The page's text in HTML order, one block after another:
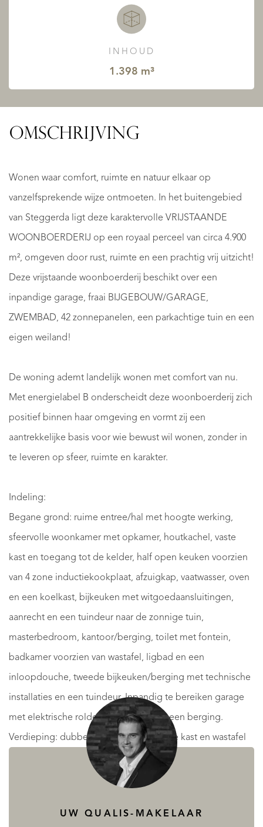
INHOUD
1.398 m³
OMSCHRIJVING
Wonen waar comfort, ruimte en natuur elkaar op
vanzelfsprekende wijze ontmoeten. In het buitengebied
van Steggerda ligt deze karaktervolle VRIJSTAANDE
WOONBOERDERIJ op een royaal perceel van circa 4.900
m², omgeven door rust, ruimte en een prachtig vrij uitzicht!
Deze vrijstaande woonboerderij beschikt over een
inpandige garage, fraai BIJGEBOUW/GARAGE,
ZWEMBAD, 42 zonnepanelen, een parkachtige tuin en een
eigen weiland!
De woning ademt landelijk wonen met comfort van nu.
Met energielabel B onderscheidt deze woonboerderij zich
positief binnen haar omgeving en vormt zij een
aantrekkelijke basis voor wie bewust wil wonen, zonder in
te leveren op sfeer, ruimte en karakter.
Indeling:
Begane grond: ruime entree/hal met hoogte werking,
sfeervolle woonkamer met opkamer, houtkachel, vaste
kast en toegang tot de kelder, half open keuken voorzien
van 4 zone inductiekookplaat, afzuigkap, vaatwasser, oven
en een koelkast, bijkeuken met witgoedaansluitingen,
aanrecht en een tuindeur naar de zonnige tuin,
masterbedroom, kantoor/berging, toilet met fontein,
badkamer voorzien van wastafel, ligbad en een
inloopdouche, tweede bijkeuken/berging met technische
installaties en een tuindeur. Inpandig te bereiken garage
met elektrische roldeur, werkplaats en een berging.
Verdieping: dubbele overloop met vaste kast en wastafel
en 3 slaapkamers waar er 4 van te maken zijn, allen
voorzien van knieschotten.
UW QUALIS-MAKELAAR